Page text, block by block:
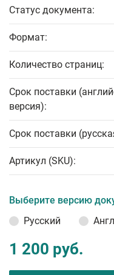
Статус документа:
Формат:
Количество страниц:
Срок поставки
версия):
Срок поставки
Артикул (SKU):
Выберите версию
Русский
1 200 руб.